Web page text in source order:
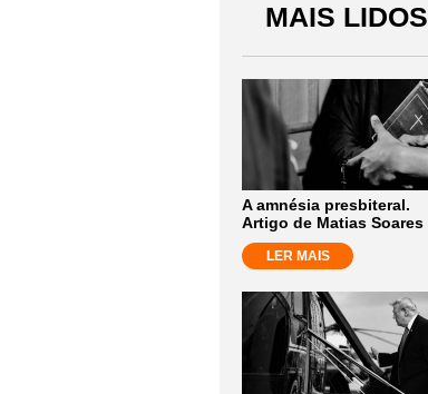
MAIS LIDOS
A amnésia presbiteral.
Artigo de Matias Soares
LER MAIS